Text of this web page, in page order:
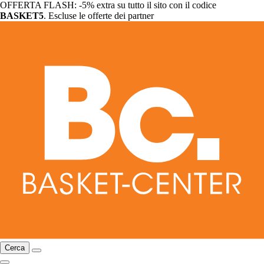
OFFERTA FLASH: -5% extra su tutto il sito con il codice
BASKET5. Escluse le offerte dei partner
Cerca